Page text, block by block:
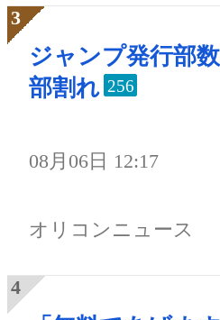
ジャンプ発行部
部割れ 256
08月06日 12:17
オリコンニュース